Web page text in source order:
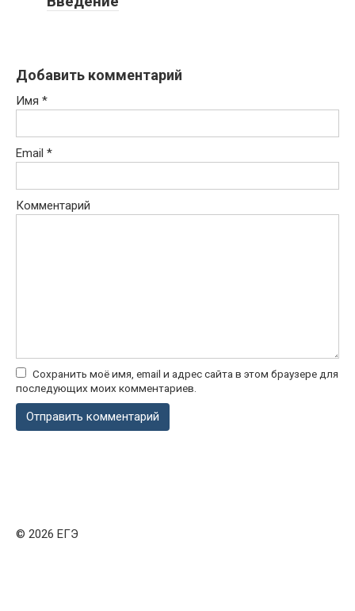
Добавить комментарий
Имя *
Email *
Комментарий
Сохранить моё имя, email и адрес сайта в этом браузере для
последующих моих комментариев.
© 2026 ЕГЭ